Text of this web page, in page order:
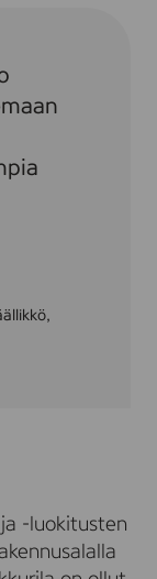
-luokitusten